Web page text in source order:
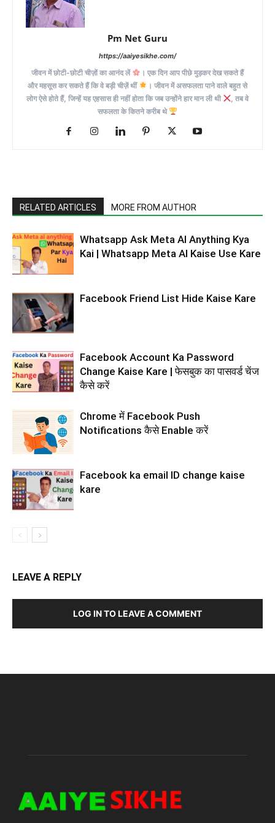
Pm Net Guru
https://aaiyesikhe.com/
जीवन में छोटी-छोटी चीज़ों का आनंद लें
। एक दिन आप पीछे मुड़कर देख सकते हैं
और महसूस कर सकते हैं कि वे बड़ी चीज़ें थीं
। जीवन में असफलता पाने वाले बहुत से
लोग ऐसे होते हैं, जिन्हें यह एहसास ही नहीं होता कि जब उन्होंने हार मान ली थी
, तब वे
सफलता के कितने करीब थे
RELATED ARTICLES MORE FROM AUTHOR
Whatsapp Ask Meta AI Anything Kya
Kai | Whatsapp Meta AI Kaise Use Kare
Facebook Friend List Hide Kaise Kare
Facebook Account Ka Password
Change Kaise Kare | फेसबुक का पासवर्ड चेंज
कैसे करें
Chrome में Facebook Push
Notifications कैसे Enable करें
Facebook ka email ID change kaise
kare
LEAVE A REPLY
LOG IN TO LEAVE A COMMENT